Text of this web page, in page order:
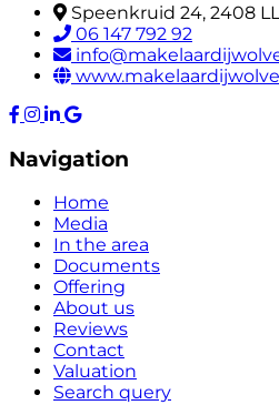
Speenkruid 24, 2408
06 147 792 92
Navigation
Home
Media
In the area
Documents
Offering
About us
Reviews
Contact
Valuation
Search query